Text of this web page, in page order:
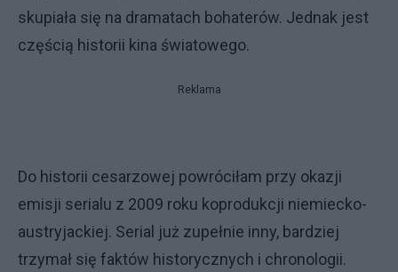
skupiała się na dramatach bohaterów. Jednak jest
częścią historii kina światowego.
Reklama
Do historii cesarzowej powróciłam przy okazji
emisji serialu z 2009 roku koprodukcji niemiecko-
austryjackiej. Serial już zupełnie inny, bardziej
trzymał się faktów historycznych i chronologii.